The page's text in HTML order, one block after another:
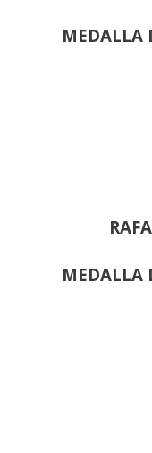
MEDALLA
MEDALLA